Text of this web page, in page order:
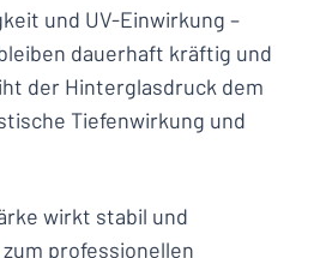
und UV-Einwirkung –
dauerhaft kräftig und
der Hinterglasdruck dem
Tiefenwirkung und
wirkt stabil und
professionellen